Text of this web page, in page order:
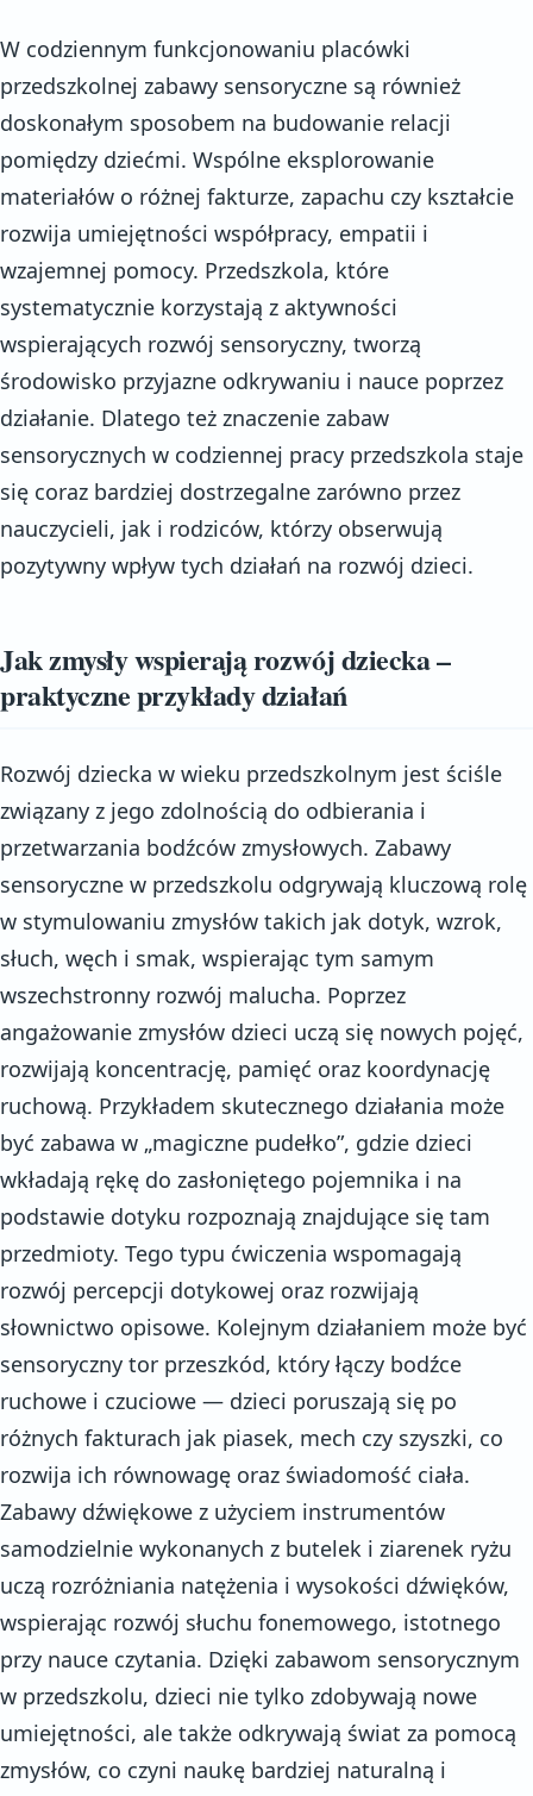
W codziennym funkcjonowaniu placówki
przedszkolnej zabawy sensoryczne są również
doskonałym sposobem na budowanie relacji
pomiędzy dziećmi. Wspólne eksplorowanie
materiałów o różnej fakturze, zapachu czy kształcie
rozwija umiejętności współpracy, empatii i
wzajemnej pomocy. Przedszkola, które
systematycznie korzystają z aktywności
wspierających rozwój sensoryczny, tworzą
środowisko przyjazne odkrywaniu i nauce poprzez
działanie. Dlatego też znaczenie zabaw
sensorycznych w codziennej pracy przedszkola staje
się coraz bardziej dostrzegalne zarówno przez
nauczycieli, jak i rodziców, którzy obserwują
pozytywny wpływ tych działań na rozwój dzieci.
Jak zmysły wspierają rozwój dziecka –
praktyczne przykłady działań
Rozwój dziecka w wieku przedszkolnym jest ściśle
związany z jego zdolnością do odbierania i
przetwarzania bodźców zmysłowych. Zabawy
sensoryczne w przedszkolu odgrywają kluczową rolę
w stymulowaniu zmysłów takich jak dotyk, wzrok,
słuch, węch i smak, wspierając tym samym
wszechstronny rozwój malucha. Poprzez
angażowanie zmysłów dzieci uczą się nowych pojęć,
rozwijają koncentrację, pamięć oraz koordynację
ruchową. Przykładem skutecznego działania może
być zabawa w „magiczne pudełko”, gdzie dzieci
wkładają rękę do zasłoniętego pojemnika i na
podstawie dotyku rozpoznają znajdujące się tam
przedmioty. Tego typu ćwiczenia wspomagają
rozwój percepcji dotykowej oraz rozwijają
słownictwo opisowe. Kolejnym działaniem może być
sensoryczny tor przeszkód, który łączy bodźce
ruchowe i czuciowe — dzieci poruszają się po
różnych fakturach jak piasek, mech czy szyszki, co
rozwija ich równowagę oraz świadomość ciała.
Zabawy dźwiękowe z użyciem instrumentów
samodzielnie wykonanych z butelek i ziarenek ryżu
uczą rozróżniania natężenia i wysokości dźwięków,
wspierając rozwój słuchu fonemowego, istotnego
przy nauce czytania. Dzięki zabawom sensorycznym
w przedszkolu, dzieci nie tylko zdobywają nowe
umiejętności, ale także odkrywają świat za pomocą
zmysłów, co czyni naukę bardziej naturalną i